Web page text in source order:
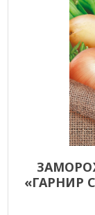
«ГАРНИР